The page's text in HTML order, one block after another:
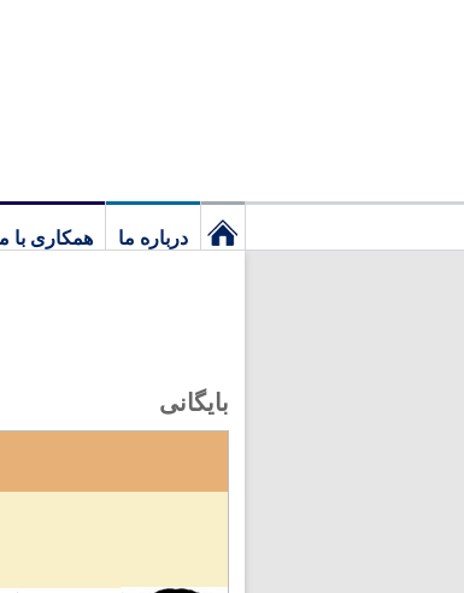
درباره ما همکاری با
بایگانی